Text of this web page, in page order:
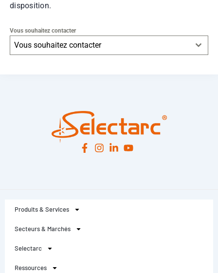
disposition.
Vous souhaitez contacter
Vous souhaitez contacter
Produits & Services
Secteurs & Marchés
Selectarc
Ressources